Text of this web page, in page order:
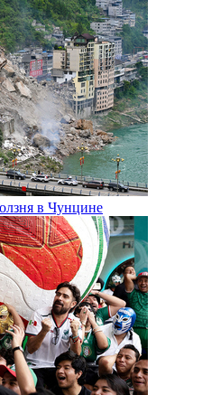
в Чунцине